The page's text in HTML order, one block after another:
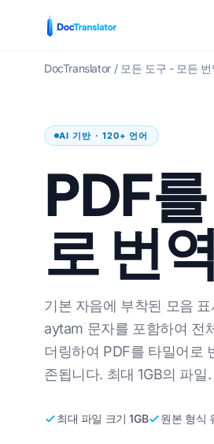
금융 및 은행
보건 의료
법률 번역
인적 자원
정부 및 국방
인위적인
조작
비디오 게임 현지화
이러닝
페인어로
르투갈어로
시아어로
영어
영어에
영어에
영어에
영어에
영어
영어에
영어에
DocTranslator / 모든 도구 - 모든 번
AI 기반 · 120+ 언어
PDF
로 번역
기본 자음에 부착된 모음
aytam 문자를 포함하여 전
더링하여 PDF를 타밀어로
존됩니다. 최대 1GB의 파일.
최대 파일 크기 1GB 원본 형식